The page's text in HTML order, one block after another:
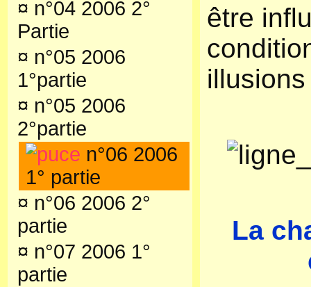
¤ n°04 2006 2°
Partie
¤ n°05 2006
1°partie
¤ n°05 2006
2°partie
n°06 2006
1° partie
¤ n°06 2006 2°
partie
¤ n°07 2006 1°
partie
être
La